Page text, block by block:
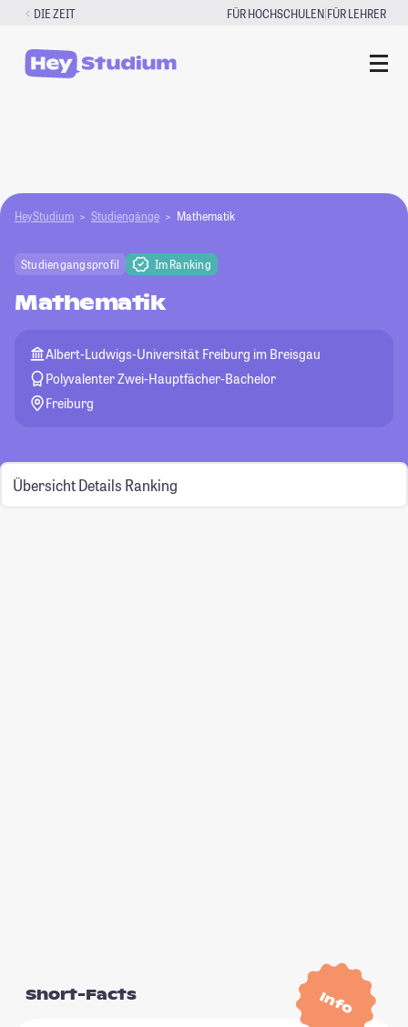
Zum
springen
DIE ZEIT FÜR HOCHSCHULEN|FÜR LEHRER
HeyStudium Studiengänge Mathematik
Studiengangsprofil Im Ranking
Mathematik
Albert-Ludwigs-Universität Freiburg im Breisgau
Polyvalenter Zwei-Hauptfächer-Bachelor
Freiburg
Übersicht Details Ranking
Info
Short-Facts